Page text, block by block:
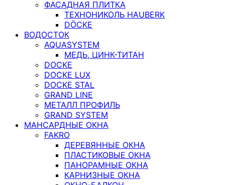
ФАСАДНАЯ ПЛИТКА
ТЕХНОНИКОЛЬ HAUBERK
DÖCKE
ВОДОСТОК
AQUASYSTEM
МЕДЬ, ЦИНК-ТИТАН
DOCKE
DOCKE LUX
DOCKE STAL
GRAND LINE
МЕТАЛЛ ПРОФИЛЬ
GRAND SYSTEM
МАНСАРДНЫЕ ОКНА
FAKRO
ДЕРЕВЯННЫЕ ОКНА
ПЛАСТИКОВЫЕ ОКНА
ПАНОРАМНЫЕ ОКНА
КАРНИЗНЫЕ ОКНА